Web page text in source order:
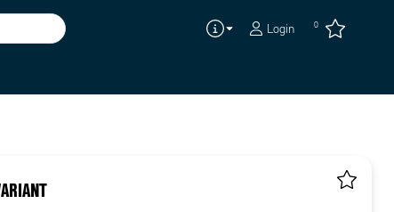
Login 0